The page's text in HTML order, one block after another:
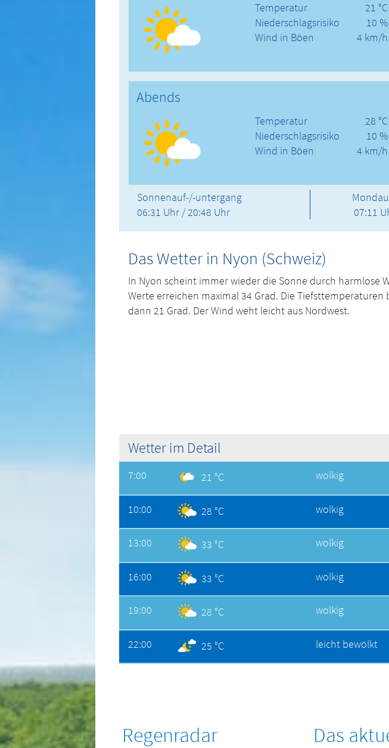
Temperatur
Niederschlagsrisiko
Wind in Böen
21 °C
10 %
4 km/h
Abends
Temperatur
Niederschlagsrisiko
Wind in Böen
28 °C
10 %
4 km/h
Sonnenauf-/-untergang
06:31 Uhr / 20:48 Uhr
07:11
Das Wetter in Nyon (Schweiz)
In Nyon scheint immer wieder die Sonne durch harmlose
Werte erreichen maximal 34 Grad. Die Tiefsttemperaturen
dann 21 Grad. Der Wind weht leicht aus Nordwest.
Wetter im Detail
7:00 21 °C wolkig
10:00 28 °C wolkig
13:00 33 °C wolkig
16:00 33 °C wolkig
19:00 28 °C wolkig
22:00 25 °C leicht bewölkt
Regenradar Das